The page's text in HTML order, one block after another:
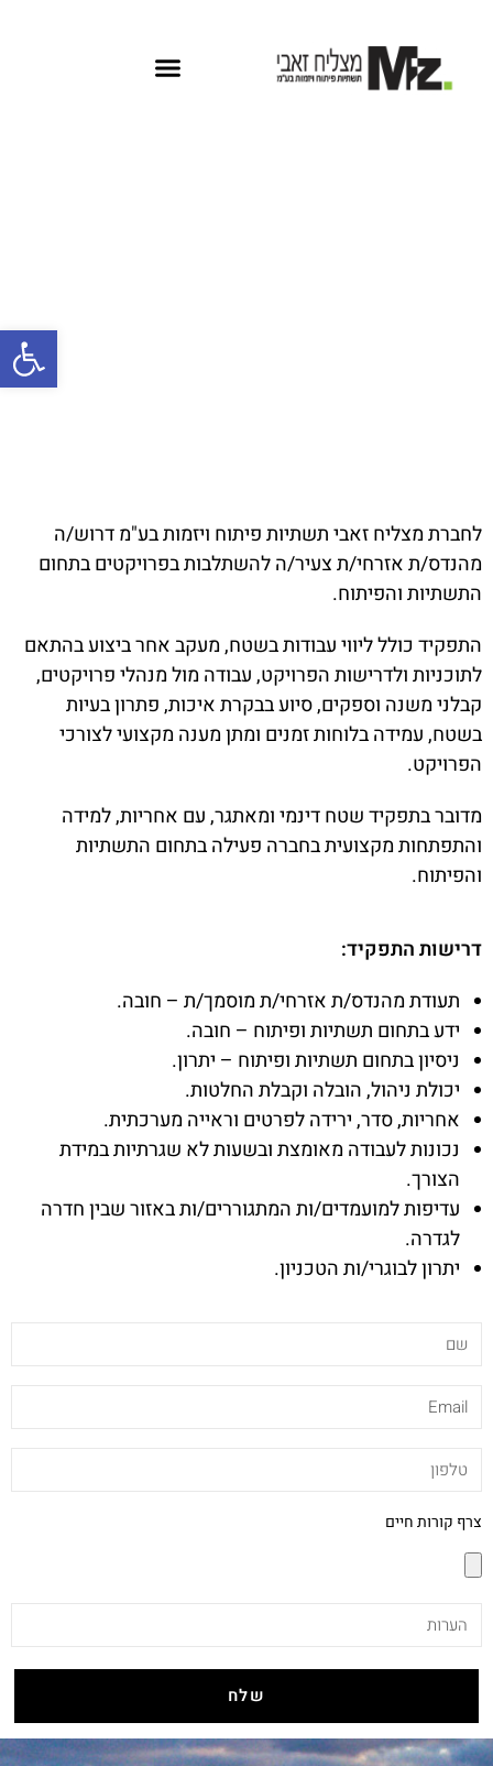
לחברת מצליח זאבי תשתיות פיתוח ויזמות בע"מ דרוש/ה
מהנדס/ת אזרחי/ת צעיר/ה להשתלבות בפרויקטים בתחום
התשתיות והפיתוח.
התפקיד כולל ליווי עבודות בשטח, מעקב אחר ביצוע בהתאם
לתוכניות ולדרישות הפרויקט, עבודה מול מנהלי פרויקטים,
קבלני משנה וספקים, סיוע בבקרת איכות, פתרון בעיות
בשטח, עמידה בלוחות זמנים ומתן מענה מקצועי לצורכי
הפרויקט.
מדובר בתפקיד שטח דינמי ומאתגר, עם אחריות, למידה
והתפתחות מקצועית בחברה פעילה בתחום התשתיות
והפיתוח.
דרישות התפקיד:
תעודת מהנדס/ת אזרחי/ת מוסמך/ת – חובה.
ידע בתחום תשתיות ופיתוח – חובה.
ניסיון בתחום תשתיות ופיתוח – יתרון.
יכולת ניהול, הובלה וקבלת החלטות.
אחריות, סדר, ירידה לפרטים וראייה מערכתית.
נכונות לעבודה מאומצת ובשעות לא שגרתיות במידת
הצורך.
עדיפות למועמדים/ות המתגוררים/ות באזור שבין חדרה
לגדרה.
יתרון לבוגרי/ות הטכניון.
צרף קורות חיים
שלח